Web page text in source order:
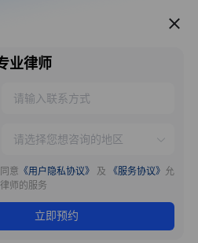
服务推荐
业律师
意 《用户隐私协议》 及 《服务协议》 允
师的服务
立即预约